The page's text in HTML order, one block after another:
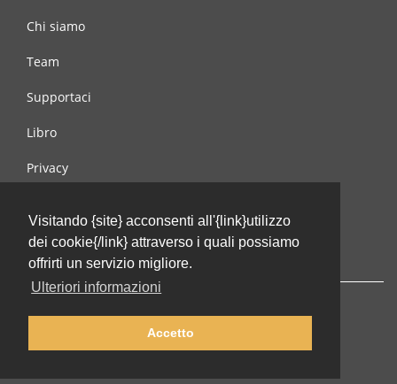
Visitando {site} acconsenti all'{link}utilizzo
dei cookie{/link} attraverso i quali possiamo
offrirti un servizio migliore.
Ulteriori informazioni
Accetto
Chi siamo
Team
Supportaci
Libro
Privacy
Contattaci
© 2002-2026 lernu.net |Impressum